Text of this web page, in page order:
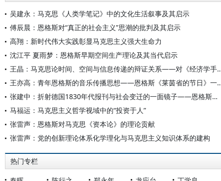
吴建永：马克思《人类学笔记》中的文化生活叙事及其启示
傅辰晨：恩格斯对“真正的社会主义”思潮的批判及其启示
高翔：新时代伟大实践彰显马克思主义强大生命力
沈江平 夏雨梦：恩格斯早期空间生产理论及其当代启示
王晶：马克思论时间、空间与信息传递的辩证关系
王亦高：青年恩格斯的音乐传播
张建中：折射德国1830年代报刊与社会变迁的一面镜子——恩格斯《刊物》一文考证
马福运：马克思主义哲学视域中的“投资于人”
张雷声：恩格斯对马克思《资本论》的理论贡献
张雷声：党的创新理论体系化学理化与马克思主义知识体系的建构
热门专栏